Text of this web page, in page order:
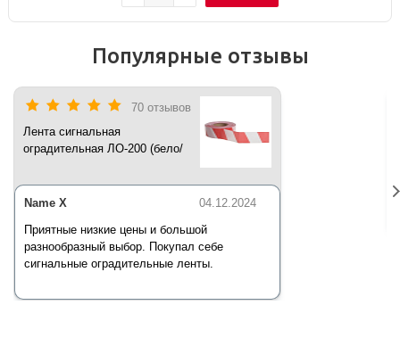
Популярные отзывы
70 отзывов
Лента сигнальная
оградительная ЛО-200 (бело/
04.12.2024
Name X
Приятные низкие цены и большой
разнообразный выбор. Покупал себе
сигнальные оградительные ленты.